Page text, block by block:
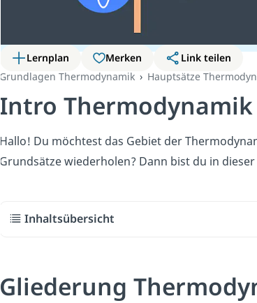
Lernplan Merken
Link teilen
Grundlagen Thermodynamik
Hauptsätze
Intro Thermodynamik
Hallo! Du möchtest das Gebiet der
Grundsätze wiederholen? Dann bist du in
Inhaltsübersicht
Gliederung